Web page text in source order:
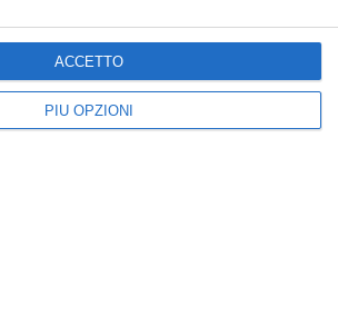
PIÙ OPZIONI
ACCETTO
Cartoline per dirti
Cartoline Buongiorno